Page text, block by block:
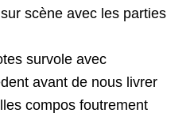
scène avec les parties
survole avec
avant de nous livrer
compos foutrement